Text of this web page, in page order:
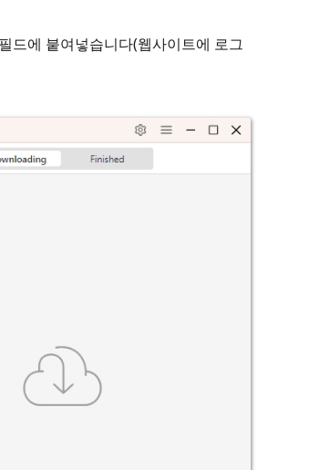
드에 붙여넣습니다(웹사이트에 로그